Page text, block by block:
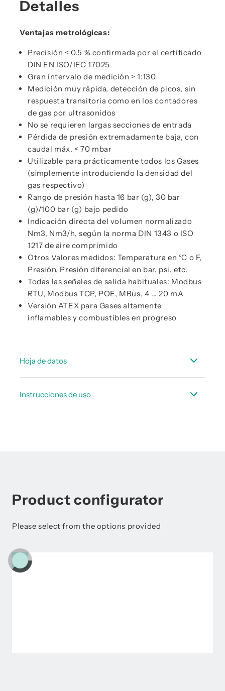
Detalles
Ventajas metrológicas:
Precisión < 0,5 % confirmada por el certificado
DIN EN ISO/IEC 17025
Gran intervalo de medición > 1:130
Medición muy rápida, detección de picos, sin
respuesta transitoria como en los contadores
de gas por ultrasonidos
No se requieren largas secciones de entrada
Pérdida de presión extremadamente baja, con
caudal máx. < 70 mbar
Utilizable para prácticamente todos los Gases
(simplemente introduciendo la densidad del
gas respectivo)
Rango de presión hasta 16 bar (g), 30 bar
(g)/100 bar (g) bajo pedido
Indicación directa del volumen normalizado
Nm3, Nm3/h, según la norma DIN 1343 o ISO
1217 de aire comprimido
Otros Valores medidos: Temperatura en °C o F,
Presión, Presión diferencial en bar, psi, etc.
Todas las señales de salida habituales: Modbus
RTU, Modbus TCP, POE, MBus, 4 ... 20 mA
Versión ATEX para Gases altamente
inflamables y combustibles en progreso
Hoja de datos
Instrucciones de uso
Product configurator
Please select from the options provided